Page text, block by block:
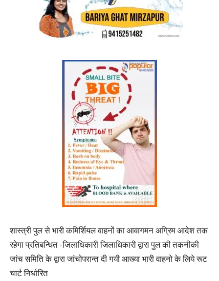
शास्त्री पुल से भारी कमिर्शियल वाहनों का आवागमन अग्रिम आदेश तक
रहेगा प्रतिबन्धित -जिलाधिकारी जिलाधिकारी द्वारा पुल की तकनीकी
जांच समिति के द्वारा जांचोपरान्त दी गयी आख्या भारी वाहनो के लिये रूट
चार्ट निर्धारित